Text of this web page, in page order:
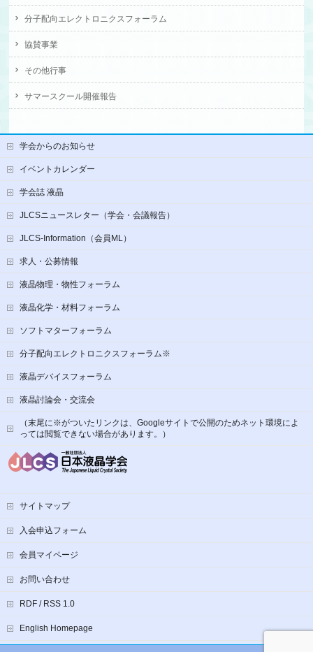
分子配向エレクトロニクスフォーラム
協賛事業
その他行事
サマースクール開催報告
学会からのお知らせ
イベントカレンダー
学会誌 液晶
JLCSニュースレター（学会・会議報告）
JLCS-Information（会員ML）
求人・公募情報
液晶物理・物性フォーラム
液晶化学・材料フォーラム
ソフトマターフォーラム
分子配向エレクトロニクスフォーラム※
液晶デバイスフォーラム
液晶討論会・交流会
（末尾に※がついたリンクは、Googleサイトで公開のためネット環境によ
っては閲覧できない場合があります。）
サイトマップ
入会申込フォーム
会員マイページ
お問い合わせ
RDF / RSS 1.0
English Homepage